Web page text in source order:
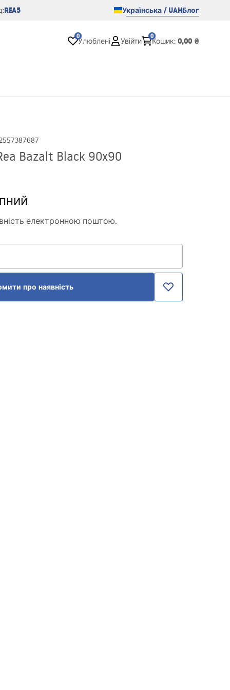
REA5 Українська / UAHБлог
0
Улюблені Увійти
0
Кошик: 0,00 ₴
Bazalt Black 90x90
електронною поштою.
про наявність